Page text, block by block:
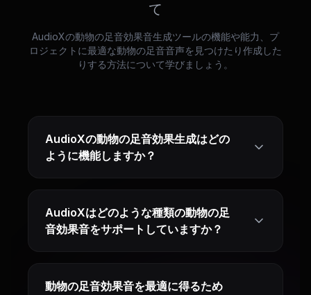
て
AudioXの動物の足音効果音生成ツールの機能や能力、プ
ロジェクトに最適な動物の足音音声を見つけたり作成した
りする方法について学びましょう。
AudioXの動物の足音効果生成はどの
ように機能しますか？
AudioXはどのような種類の動物の足
音効果音をサポートしていますか？
動物の足音効果音を最適に得るため